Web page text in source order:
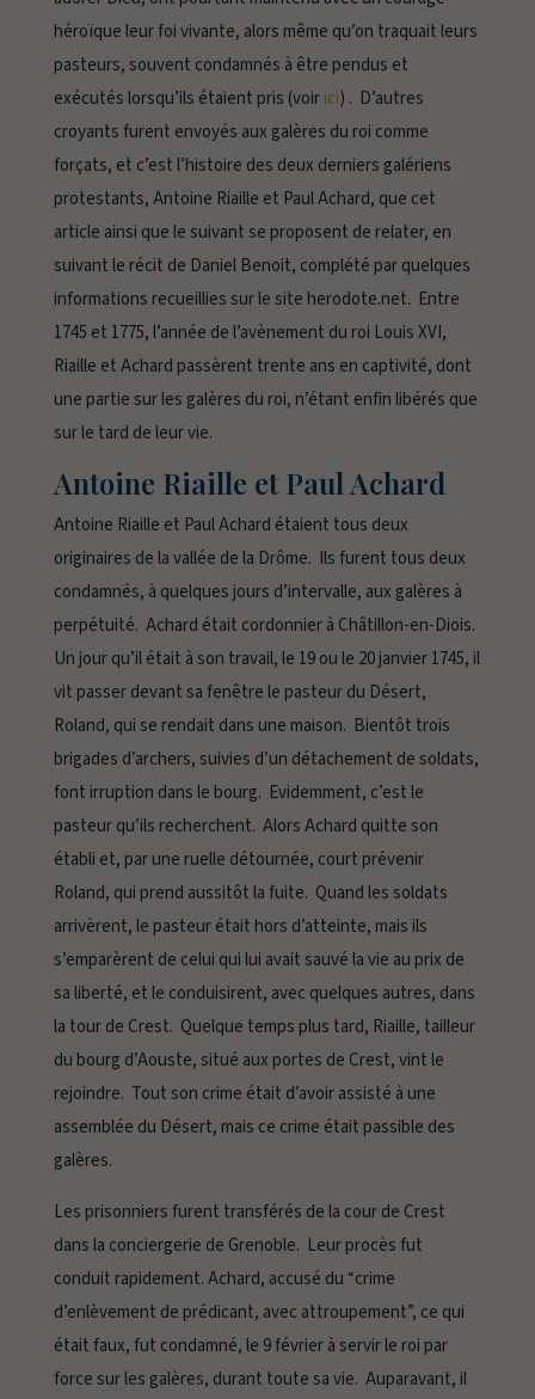
héroïque leur foi vivante, alors même qu’on traquait leurs
pasteurs, souvent condamnés à être pendus et
exécutés lorsqu’ils étaient pris (voirici) . D’autres
croyants furent envoyés aux galères du roi comme
forçats, et c’est l’histoire des deux derniers galériens
protestants, Antoine Riaille et Paul Achard, que cet
article ainsi que le suivant se proposent de relater, en
suivant le récit de Daniel Benoit, complété par quelques
informations recueillies sur le site herodote.net. Entre
1745 et 1775, l’année de l’avènement du roi Louis XVI,
Riaille et Achard passèrent trente ans en captivité, dont
une partie sur les galères du roi, n’étant enfin libérés que
sur le tard de leur vie.
Antoine Riaille et Paul Achard
Antoine Riaille et Paul Achard étaient tous deux
originaires de la vallée de la Drôme. Ils furent tous deux
condamnés, à quelques jours d’intervalle, aux galères à
perpétuité. Achard était cordonnier à Châtillon-en-Diois.
Un jour qu’il était à son travail, le 19 ou le 20 janvier 1745, il
vit passer devant sa fenêtre le pasteur du Désert,
Roland, qui se rendait dans une maison. Bientôt trois
brigades d’archers, suivies d’un détachement de soldats,
font irruption dans le bourg. Evidemment, c’est le
pasteur qu’ils recherchent. Alors Achard quitte son
établi et, par une ruelle détournée, court prévenir
Roland, qui prend aussitôt la fuite. Quand les soldats
arrivèrent, le pasteur était hors d’atteinte, mais ils
s’emparèrent de celui qui lui avait sauvé la vie au prix de
sa liberté, et le conduisirent, avec quelques autres, dans
la tour de Crest. Quelque temps plus tard, Riaille, tailleur
du bourg d’Aouste, situé aux portes de Crest, vint le
rejoindre. Tout son crime était d’avoir assisté à une
assemblée du Désert, mais ce crime était passible des
galères.
Les prisonniers furent transférés de la cour de Crest
dans la conciergerie de Grenoble. Leur procès fut
conduit rapidement. Achard, accusé du “crime
d’enlèvement de prédicant, avec attroupement”, ce qui
était faux, fut condamné, le 9 février à servir le roi par
force sur les galères, durant toute sa vie. Auparavant, il